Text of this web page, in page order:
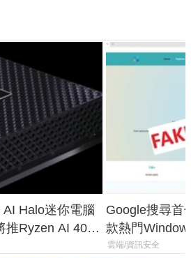
Halo迷你電腦
推Ryzen AI 400
升級版
Google搜尋首
款熱門
機
雲端/資訊安全